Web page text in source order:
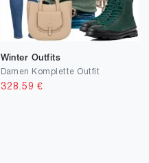
Winter Outfits
Damen Komplette Outfit
328.59 €